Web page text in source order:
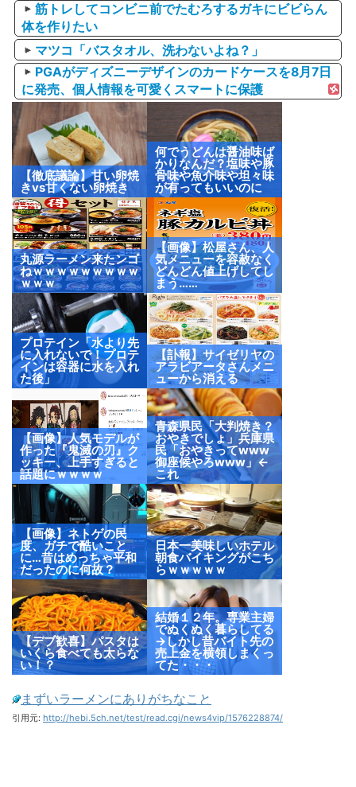
筋トレしてコンビニ前でたむろするガキにビビらん
体を作りたい
マツコ「バスタオル、洗わないよね？」
PGAがディズニーデザインのカードケースを8月7日
に発売、個人情報を可愛くスマートに保護
【徹底議論】甘い卵焼
きvs甘くない卵焼き
何でうどんは醤油味ば
かりなんだ？塩味や豚
骨味や魚介味や坦々味
が有ってもいいのに
丸源ラーメン来たンゴ
ねｗｗｗｗｗｗｗｗｗ
ｗｗｗ
【画像】松屋さん、人
気メニューを容赦なく
どんどん値上げしてし
まう……
プロテイン「水より先
に入れないで！プロテ
インは容器に水を入れ
た後」
【訃報】サイゼリヤの
アラビアータさんメニ
ューから消える
【画像】人気モデルが
作った『鬼滅の刃』ク
ッキー、上手すぎると
話題にｗｗｗｗ
青森県民「大判焼き？
おやきでしょ」兵庫県
民「おやきってwww
御座候やろwww」←
これ
【画像】ネトゲの民
度、ガチで酷いこと
に…昔はめっちゃ平和
だったのに何故？
日本一美味しいホテル
朝食バイキングがこち
らｗｗｗｗｗ
【デブ歓喜】パスタは
いくら食べても太らな
い！？
結婚１２年。専業主婦
でぬくぬく暮らしてる
→しかし昔バイト先の
売上金を横領しまくっ
てた・・・
まずいラーメンにありがちなこと
引用元: http://hebi.5ch.net/test/read.cgi/news4vip/1576228874/